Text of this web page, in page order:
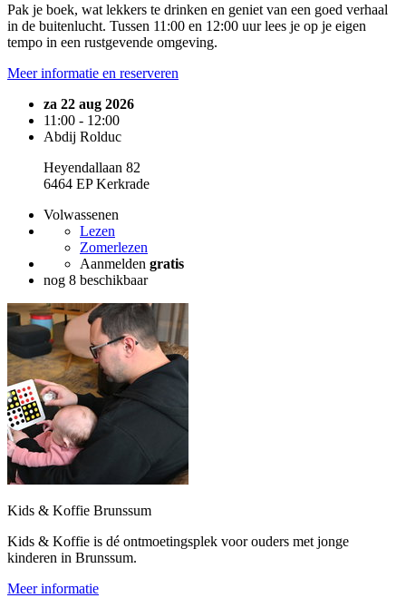
Pak je boek, wat lekkers te drinken en geniet van een goed verhaal
in de buitenlucht. Tussen 11:00 en 12:00 uur lees je op je eigen
tempo in een rustgevende omgeving.
Meer informatie en reserveren
za 22 aug 2026
11:00 - 12:00
Abdij Rolduc
Heyendallaan 82
6464 EP Kerkrade
Volwassenen
Lezen
Zomerlezen
Aanmelden gratis
nog 8 beschikbaar
Kids & Koffie Brunssum
Kids & Koffie is dé ontmoetingsplek voor ouders met jonge
kinderen in Brunssum.
Meer informatie